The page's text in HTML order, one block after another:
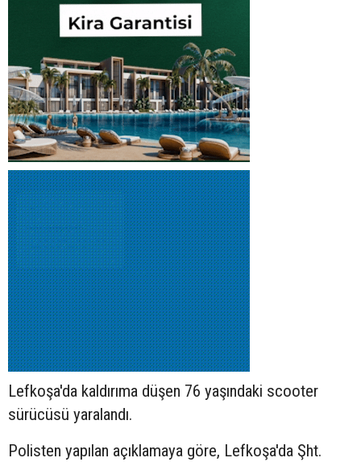
Lefkoşa'da kaldırıma düşen 76 yaşındaki scooter
sürücüsü yaralandı.
Polisten yapılan açıklamaya göre, Lefkoşa'da Şht.